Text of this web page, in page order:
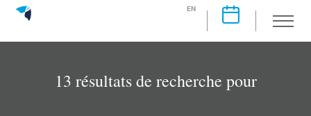
EN
13 résultats de recherche pour